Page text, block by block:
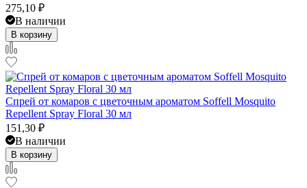
275,10 ₽
В наличии
В корзину
Спрей от комаров с цветочным ароматом Soffell Mosquito
Repellent Spray Floral 30 мл
151,30 ₽
В наличии
В корзину